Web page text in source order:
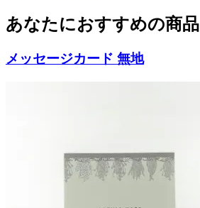
あなたにおすすめの商品
メッセージカード 無地